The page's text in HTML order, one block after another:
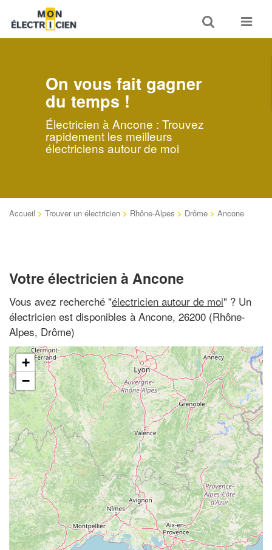
Toggle
search
Toggle
On vous fait gagner
du temps !
Électricien à Ancone : Trouvez
rapidement les meilleurs
électriciens autour de moi
Accueil > Trouver un électricien > Rhône-Alpes > Drôme > Ancone
Votre électricien à Ancone
Vous avez recherché "électricien autour de moi" ? Un
électricien est disponibles à Ancone, 26200 (Rhône-
Alpes, Drôme)
+
−